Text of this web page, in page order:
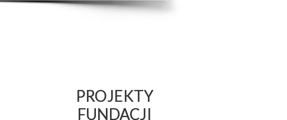
PROJEKTY
FUNDACJI